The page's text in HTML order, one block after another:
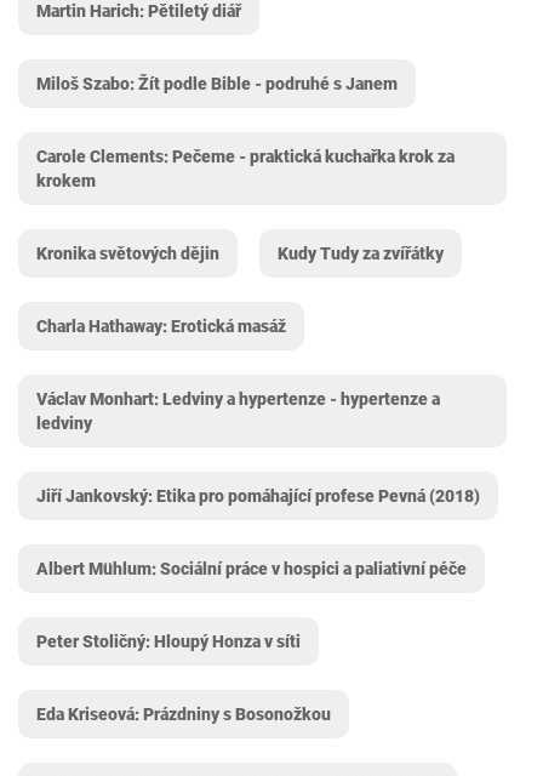
Martin Harich: Pětiletý diář
Miloš Szabo: Žít podle Bible - podruhé s Janem
Carole Clements: Pečeme - praktická kuchařka krok za
krokem
Kronika světových dějin Kudy Tudy za zvířátky
Charla Hathaway: Erotická masáž
Václav Monhart: Ledviny a hypertenze - hypertenze a
ledviny
Jiří Jankovský: Etika pro pomáhající profese Pevná (2018)
Albert Mühlum: Sociální práce v hospici a paliativní péče
Peter Stoličný: Hloupý Honza v síti
Eda Kriseová: Prázdniny s Bosonožkou